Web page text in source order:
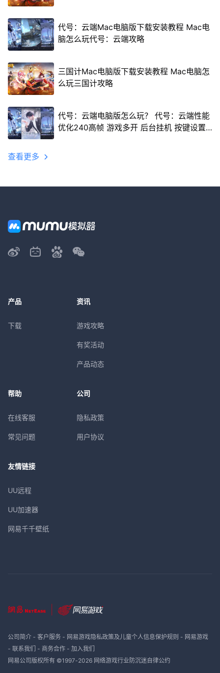
代号：云端Mac电脑版下载安装教程 Mac电
脑怎么玩代号：云端攻略
三国计Mac电脑版下载安装教程 Mac电脑怎
么玩三国计攻略
代号：云端电脑版怎么玩？ 代号：云端性能
优化240高帧 游戏多开 后台挂机 按键设置
查看更多
产品
下载
资讯
游戏攻略
有奖活动
产品动态
帮助
在线客服
常见问题
公司
隐私政策
用户协议
友情链接
UU远程
UU加速器
网易千千壁纸
公司简介- 客户服务- 网易游戏隐私政策及儿童个人信息保护规则 - 网易游戏
- 联系我们 - 商务合作- 加入我们
网易公司版权所有 ©1997-2026 网络游戏行业防沉迷自律公约